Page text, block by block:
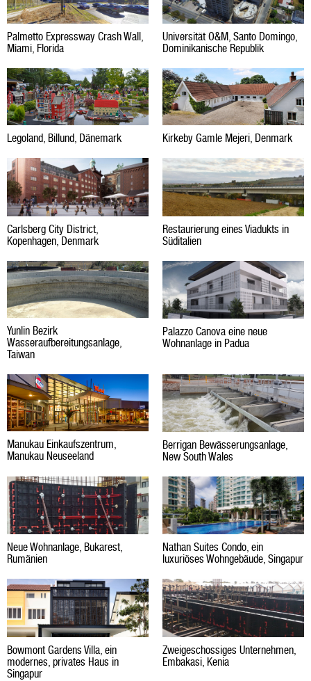
Palmetto Expressway Crash Wall,
Miami, Florida
Universität O&M, Santo Domingo,
Dominikanische Republik
Legoland, Billund, Dänemark Kirkeby Gamle Mejeri, Denmark
Carlsberg City District,
Kopenhagen, Denmark
Restaurierung eines Viadukts in
Süditalien
Yunlin Bezirk
Wasseraufbereitungsanlage,
Taiwan
Palazzo Canova eine neue
Wohnanlage in Padua
Manukau Einkaufszentrum,
Manukau Neuseeland
Berrigan Bewässerungsanlage,
New South Wales
Neue Wohnanlage, Bukarest,
Rumänien
Nathan Suites Condo, ein
luxuriöses Wohngebäude, Singapur
Bowmont Gardens Villa, ein
modernes, privates Haus in
Singapur
Zweigeschossiges Unternehmen,
Embakasi, Kenia